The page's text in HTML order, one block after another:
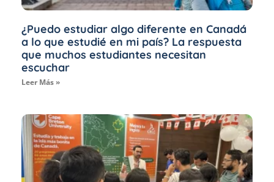
¿Puedo estudiar algo diferente en Canadá
a lo que estudié en mi país? La respuesta
que muchos estudiantes necesitan
escuchar
Leer Más »